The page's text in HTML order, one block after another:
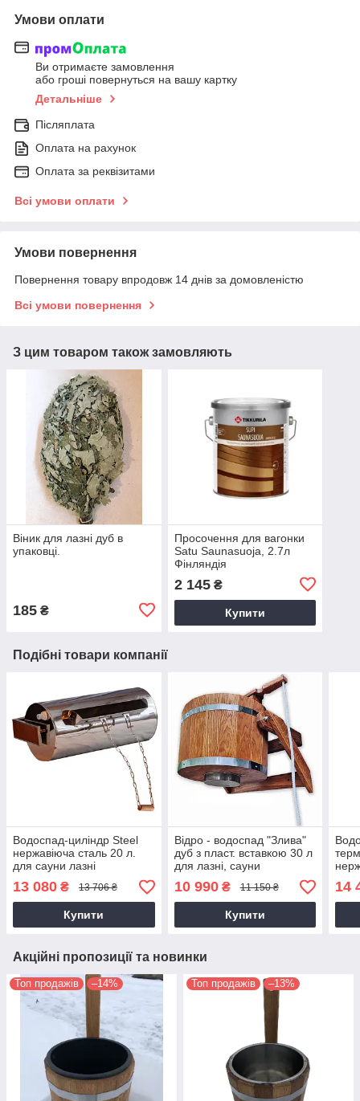
Умови оплати
Ви отримаєте замовлення
або гроші повернуться на вашу картку
Детальніше
Післяплата
Оплата на рахунок
Оплата за реквізитами
Всі умови оплати
Умови повернення
Повернення товару впродовж 14 днів за домовленістю
Всі умови повернення
З цим товаром також замовляють
Віник для лазні дуб в
упаковці.
185 ₴
Просочення для вагонки
Satu Saunasuoja, 2.7л
Фінляндія
2 145₴
Купити
Подібні товари компанії
Водоспад-циліндр Steel
нержавіюча сталь 20 л.
для сауни лазні
13 080 ₴ 13 706 ₴
Купити
Відро - водоспад "Злива"
дуб з пласт. вставкою 30 л
для лазні, сауни
10 990₴ 11 150 ₴
Купити
14
Акційні пропозиції та новинки
Топ продажів –14% Топ продажів –13%